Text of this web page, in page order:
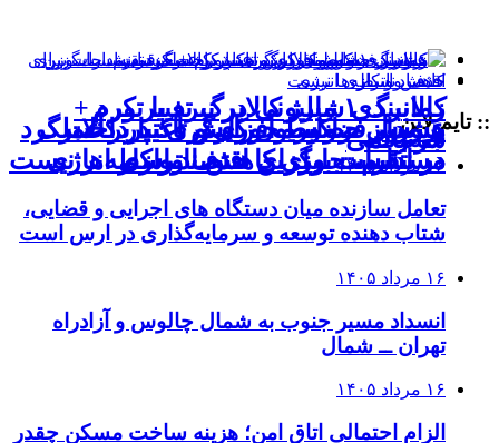
بررسی ضوابط افزایش اعتبار کالابرگ
در نشست وزرای اقتصاد و کار
عبور از حضورمحوری و تاکید بر عملکرد
در ادارات برای کاهش ناترازی انرژی
زمانبندی شارژ کالابرگ تغییر کرد +
جزئیات
کالابرگ ۱ میلیونی در نبرد با تورم
سه‌رقمی
هشدار فراکسیون کارگری: پرداخت
مستقیم، جایگزین حذف واسطه‌ها نیست
:: تایم لاین
۱۶ مرداد ۱۴۰۵
تعامل سازنده میان دستگاه‌ های اجرایی و قضایی،
شتاب‌ دهنده توسعه و سرمایه‌گذاری در ارس است
۱۶ مرداد ۱۴۰۵
انسداد مسیر جنوب به شمال چالوس و آزادراه
تهران ــ شمال
۱۶ مرداد ۱۴۰۵
الزام احتمالی اتاق امن؛ هزینه ساخت مسکن چقدر